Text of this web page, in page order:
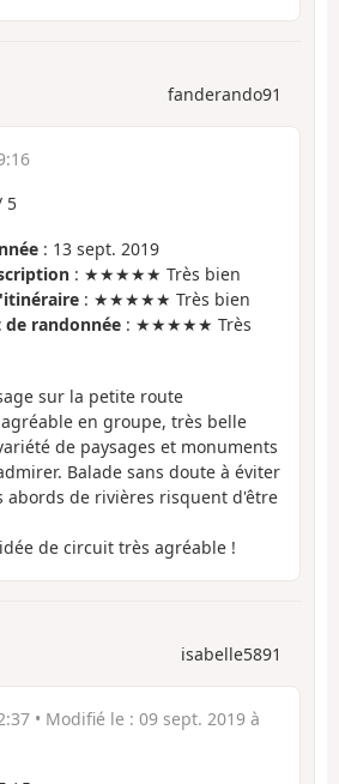
fanderando91
5
: 13 sept. 2019
: ★★★★★ Très bien
: ★★★★★ Très bien
randonnée : ★★★★★ Très
sur la petite route
en groupe, très belle
de paysages et monuments
Balade sans doute à éviter
abords de rivières risquent d'être
de circuit très agréable !
isabelle5891
• Modifié le : 09 sept. 2019 à